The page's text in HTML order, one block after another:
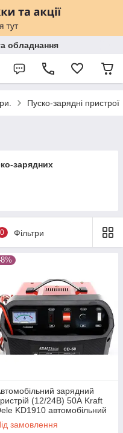
обладнання
Пуско-зарядні пристрої
зарядних
0 Фільтри
зарядний
(12/24В) 50А Kraft
KD1910 автомобільний
пристрій
замовлення